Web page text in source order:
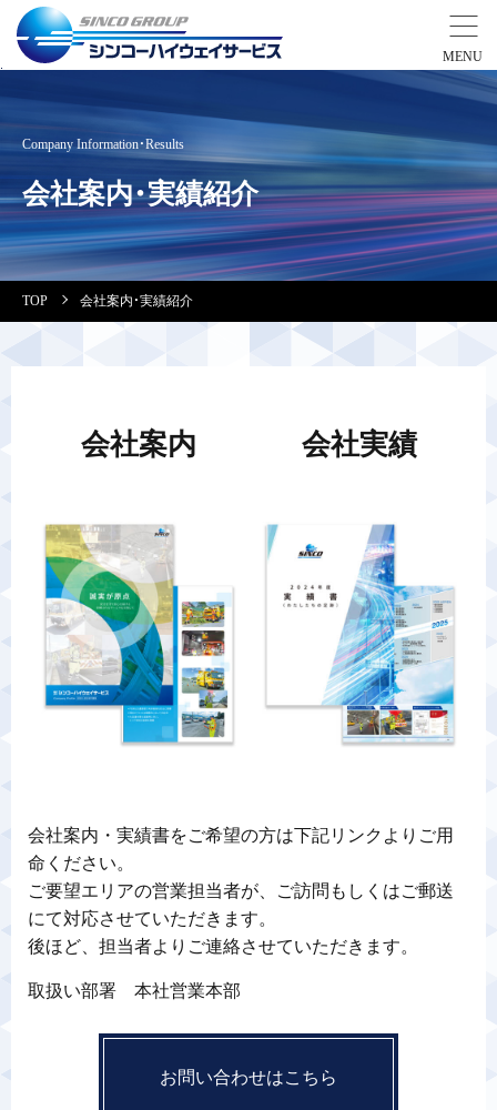
営業拠点
会社案内・実績紹介
警備業標識
反社会的勢力排除宣言
カスタマーハラスメントに対する基本方針
プライバシーポリシー
Company Information・Results
会社案内・実績紹介
TOP 会社案内・実績紹介
会社案内 会社実績
会社案内・実績書をご希望の方は下記リンクよりご用
命ください。
ご要望エリアの営業担当者が、ご訪問もしくはご郵送
にて対応させていただきます。
後ほど、担当者よりご連絡させていただきます。
取扱い部署 本社営業本部
お問い合わせはこちら